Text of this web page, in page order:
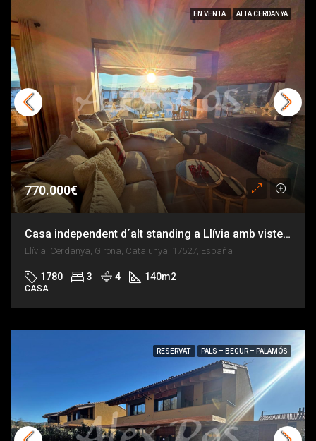
EN VENTA ALTA CERDANYA
770.000€
Casa independent d´alt standing a Llívia amb vistes 180º i orientació sud
Llívia, Cerdanya, Girona, Catalunya, 17527, España
1780 3 4 140m2
CASA
RESERVAT PALS – BEGUR – PALAMÓS